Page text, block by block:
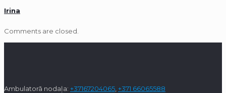
Irina
Comments are closed.
Ambulatorā nodaļa: +37167204065 +371 66065588